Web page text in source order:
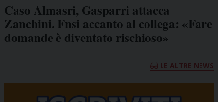
Caso Almasri, Gasparri attacca
Zanchini. Fnsi accanto al collega: «Fare
domande è diventato rischioso»
LE ALTRE NEWS